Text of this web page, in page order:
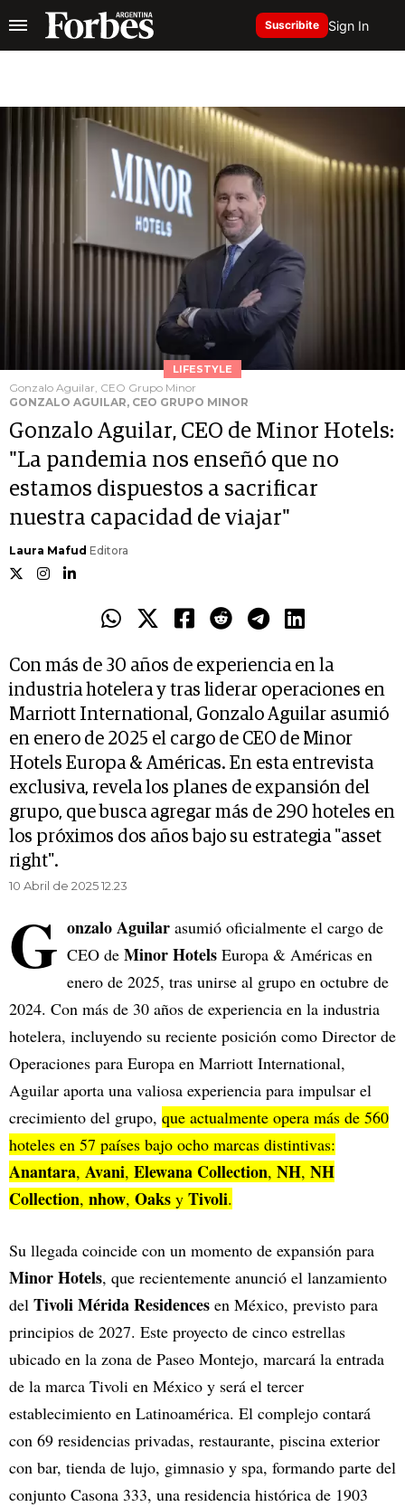
Suscribite Sign In
LIFESTYLE
Gonzalo Aguilar, CEO Grupo Minor
GONZALO AGUILAR, CEO GRUPO MINOR
Gonzalo Aguilar, CEO de Minor Hotels:
"La pandemia nos enseñó que no
estamos dispuestos a sacrificar
nuestra capacidad de viajar"
Laura Mafud Editora
Con más de 30 años de experiencia en la
industria hotelera y tras liderar operaciones en
Marriott International, Gonzalo Aguilar asumió
en enero de 2025 el cargo de CEO de Minor
Hotels Europa & Américas. En esta entrevista
exclusiva, revela los planes de expansión del
grupo, que busca agregar más de 290 hoteles en
los próximos dos años bajo su estrategia "asset
right".
10 Abril de 2025 12.23
G onzalo Aguilar asumió oficialmente el cargo de
CEO de Minor Hotels Europa & Américas en
enero de 2025, tras unirse al grupo en octubre de
2024. Con más de 30 años de experiencia en la industria
hotelera, incluyendo su reciente posición como Director de
Operaciones para Europa en Marriott International,
Aguilar aporta una valiosa experiencia para impulsar el
crecimiento del grupo, que actualmente opera más de 560
hoteles en 57 países bajo ocho marcas distintivas:
Anantara, Avani, Elewana Collection, NH, NH
Collection, nhow, Oaks y Tivoli.
Su llegada coincide con un momento de expansión para
Minor Hotels, que recientemente anunció el lanzamiento
del Tivoli Mérida Residences en México, previsto para
principios de 2027. Este proyecto de cinco estrellas
ubicado en la zona de Paseo Montejo, marcará la entrada
de la marca Tivoli en México y será el tercer
establecimiento en Latinoamérica. El complejo contará
con 69 residencias privadas, restaurante, piscina exterior
con bar, tienda de lujo, gimnasio y spa, formando parte del
conjunto Casona 333, una residencia histórica de 1903